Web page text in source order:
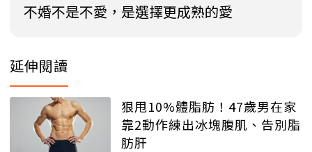
不婚不是不愛，是選擇更成熟的愛
延伸閱讀
狠甩10%體脂肪！47歲男在家
靠2動作練出冰塊腹肌、告別脂
肪肝